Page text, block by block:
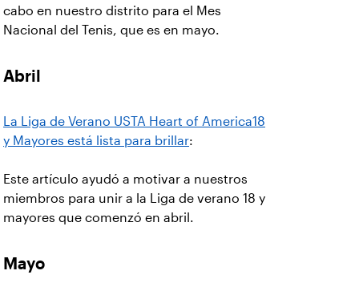
cabo en nuestro distrito para el Mes
Nacional del Tenis, que es en mayo.
Abril
La Liga de Verano USTA Heart of America18
y Mayores está lista para brillar:
Este artículo ayudó a motivar a nuestros
miembros para unir a la Liga de verano 18 y
mayores que comenzó en abril.
Mayo